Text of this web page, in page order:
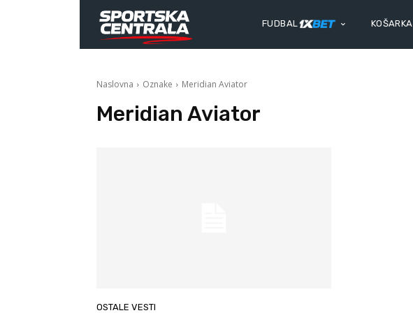
FUDBAL KOŠARKA
Naslovna Oznake Meridian Aviator
Meridian Aviator
OSTALE VESTI